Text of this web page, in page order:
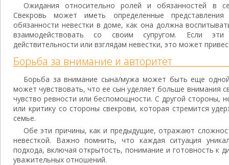
Ожидания относительно ролей и обязанностей в
Свекровь может иметь определенные
обязанности невестки в доме, как она должна
взаимодействовать со своим супругом. Если
действительности или взглядам невестки, это может
Борьба за внимание и авторитет
Борьба за внимание сына/мужа может быть еще
может чувствовать, что ее сын уделяет больше внимания
чувство ревности или беспомощности. С другой стороны,
или критику со стороны свекрови, которая стремится
семье.
Обе эти причины, как и предыдущие, отражают
невесткой. Важно помнить, что каждая ситуация
подхода, включая открытость, понимание и готовность к
уважительных отношений.